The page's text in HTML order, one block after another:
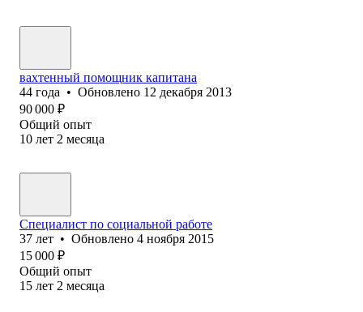
вахтенный помощник капитана
44 года • Обновлено 12 декабря 2013
90 000 ₽
Общий опыт
10 лет 2 месяца
Специалист по социальной работе
37 лет • Обновлено 4 ноября 2015
15 000 ₽
Общий опыт
15 лет 2 месяца